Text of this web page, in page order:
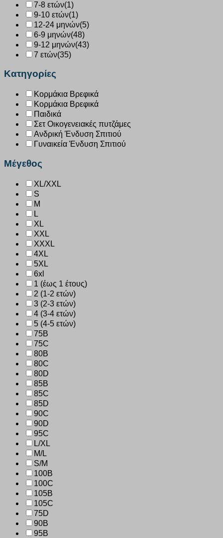
7-8 ετών(1)
9-10 ετών(1)
12-24 μηνών(5)
6-9 μηνών(48)
9-12 μηνών(43)
7 ετών(35)
Κατηγορίες
Κορμάκια Βρεφικά
Κορμάκια Βρεφικά
Παιδικά
Σετ Οικογενειακές πυτζάμες
Ανδρική Ένδυση Σπιτιού
Γυναικεία Ένδυση Σπιτιού
Μέγεθος
XL/XXL
S
M
L
XL
XXL
XXXL
4XL
5XL
6xl
1 (έως 1 έτους)
2 (1-2 ετών)
3 (2-3 ετών)
4 (3-4 ετών)
5 (4-5 ετών)
75B
75C
80B
80C
80D
85B
85C
85D
90C
90D
95C
L/XL
M/L
S/M
100B
100C
105B
105C
75D
90B
95B